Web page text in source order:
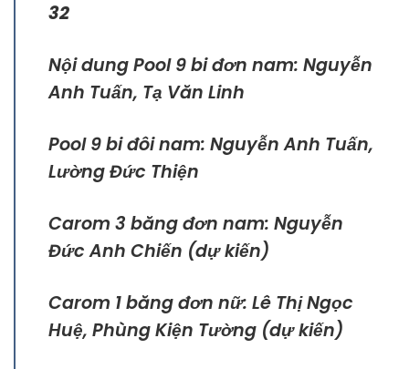
32
Nội dung Pool 9 bi đơn nam: Nguyễn
Anh Tuấn, Tạ Văn Linh
Pool 9 bi đôi nam: Nguyễn Anh Tuấn,
Lường Đức Thiện
Carom 3 băng đơn nam: Nguyễn
Đức Anh Chiến (dự kiến)
Carom 1 băng đơn nữ: Lê Thị Ngọc
Huệ, Phùng Kiện Tường (dự kiến)